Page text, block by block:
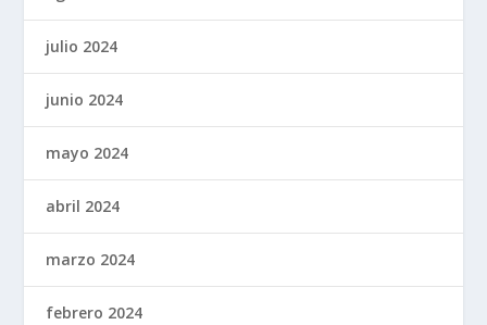
julio 2024
junio 2024
mayo 2024
abril 2024
marzo 2024
febrero 2024